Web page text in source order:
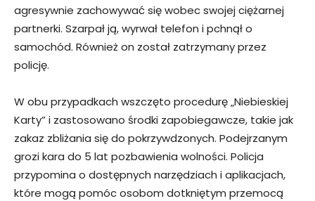
agresywnie zachowywać się wobec swojej ciężarnej
partnerki. Szarpał ją, wyrwał telefon i pchnął o
samochód. Również on został zatrzymany przez
policję.
W obu przypadkach wszczęto procedurę „Niebieskiej
Karty” i zastosowano środki zapobiegawcze, takie jak
zakaz zbliżania się do pokrzywdzonych. Podejrzanym
grozi kara do 5 lat pozbawienia wolności. Policja
przypomina o dostępnych narzędziach i aplikacjach,
które mogą pomóc osobom dotkniętym przemocą